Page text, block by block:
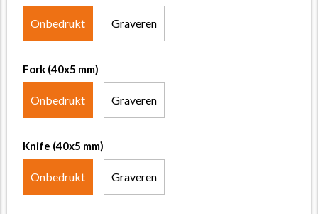
Onbedrukt Graveren
Fork (40x5 mm)
Onbedrukt Graveren
Knife (40x5 mm)
Onbedrukt Graveren